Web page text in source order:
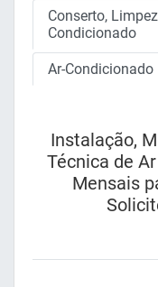
Conserto,
Condicionado
Ar-Condicionado
Instalação,
Técnica de
Mensais